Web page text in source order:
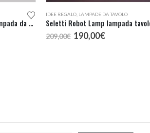
Seletti Jurassic Lamp Bronto Lampada da Tavolo
IDEE REGALO LAMPADE DA TAVOLO
Seletti Robot Lamp lampada
209,00€ Il
prezzo
190,00€Il